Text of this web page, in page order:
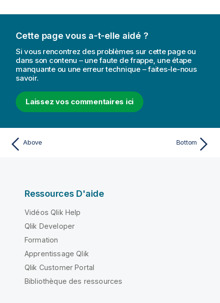
Cette page vous a-t-elle aidé ?
Si vous rencontrez des problèmes sur cette page ou
dans son contenu – une faute de frappe, une étape
manquante ou une erreur technique – faites-le-nous
savoir.
Laissez vos commentaires ici
Above Bottom
Ressources D'aide
Vidéos Qlik Help
Qlik Developer
Formation
Apprentissage Qlik
Qlik Customer Portal
Bibliothèque des ressources